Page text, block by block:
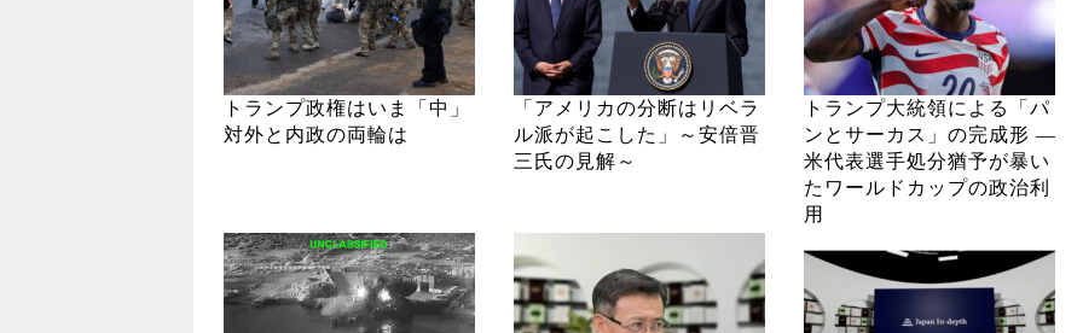
トランプ政権はいま「中」
対外と内政の両輪は
「アメリカの分断はリベラ
ル派が起こした」～安倍晋
三氏の見解～
トランプ大統領による「パ
ンとサーカス」の完成形 ―
米代表選手処分猶予が暴い
たワールドカップの政治利
用